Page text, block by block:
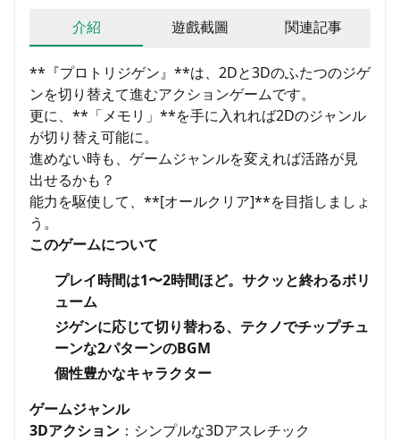
介紹 遊戲截圖 関連記事
**『プロトリジゲン』**は、2Dと3Dのふたつのジゲ
ンを切り替えて進むアクションゲームです。
更に、**「メモリ」**を手に入れれば2Dのジャンル
が切り替え可能に。
進めない時も、ゲームジャンルを変えれば活路が見
出せるかも？
能力を駆使して、**[オールクリア]**を目指しましょ
う。
このゲームについて
プレイ時間は1〜2時間ほど。サクッと終わるボリ
ューム
ジゲンに応じて切り替わる、テクノでチップチュ
ーンな2パターンのBGM
個性豊かなキャラクター
ゲームジャンル
3Dアクション ：シンプルな3Dアスレチック